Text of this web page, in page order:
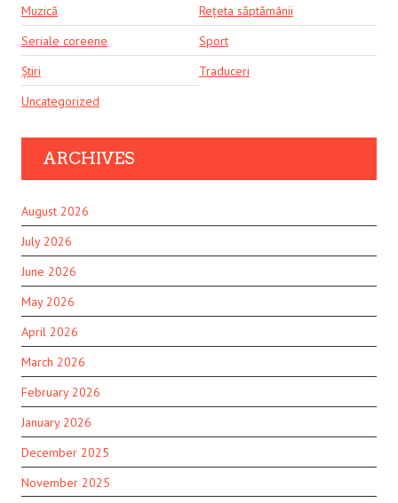
Muzică
Rețeta săptămânii
Seriale coreene
Sport
Știri
Traduceri
Uncategorized
ARCHIVES
August 2026
July 2026
June 2026
May 2026
April 2026
March 2026
February 2026
January 2026
December 2025
November 2025